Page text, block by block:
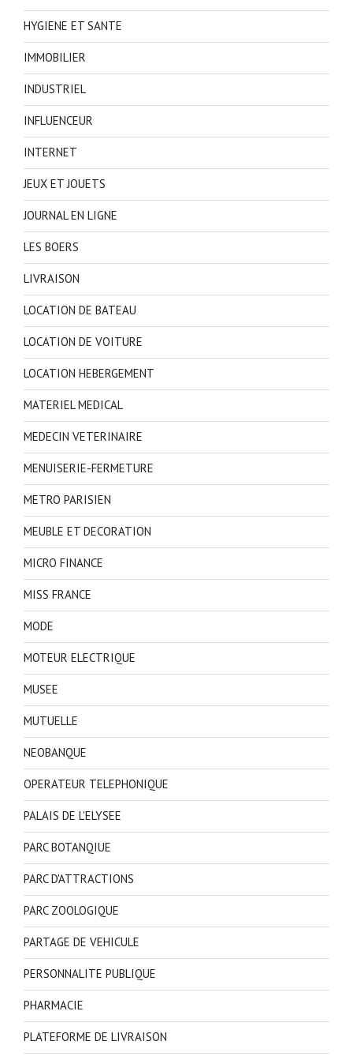
HYGIENE ET SANTE
IMMOBILIER
INDUSTRIEL
INFLUENCEUR
INTERNET
JEUX ET JOUETS
JOURNAL EN LIGNE
LES BOERS
LIVRAISON
LOCATION DE BATEAU
LOCATION DE VOITURE
LOCATION HEBERGEMENT
MATERIEL MEDICAL
MEDECIN VETERINAIRE
MENUISERIE-FERMETURE
METRO PARISIEN
MEUBLE ET DECORATION
MICRO FINANCE
MISS FRANCE
MODE
MOTEUR ELECTRIQUE
MUSEE
MUTUELLE
NEOBANQUE
OPERATEUR TELEPHONIQUE
PALAIS DE L'ELYSEE
PARC BOTANQIUE
PARC D'ATTRACTIONS
PARC ZOOLOGIQUE
PARTAGE DE VEHICULE
PERSONNALITE PUBLIQUE
PHARMACIE
PLATEFORME DE LIVRAISON